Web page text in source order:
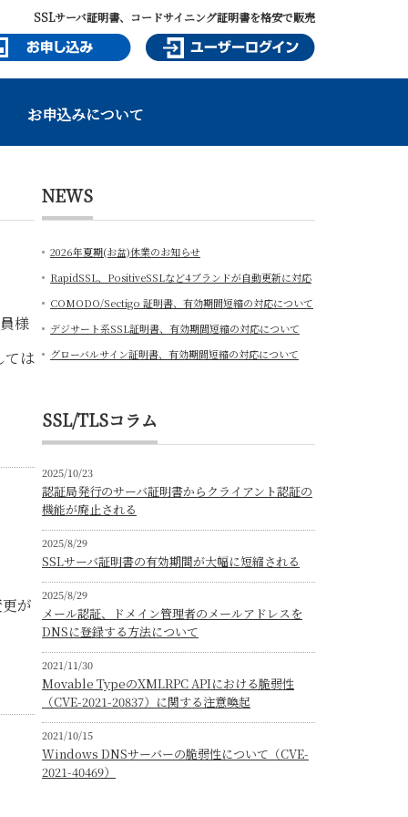
SSLサーバ証明書、コードサイニング証明書を格安で販売
お申込みについて
は
が
NEWS
2026年夏期(お盆)休業のお知らせ
RapidSSL、PositiveSSLなど4ブランドが自動更新に対応
COMODO/Sectigo 証明書、有効期間短縮の対応について
デジサート系SSL証明書、有効期間短縮の対応について
グローバルサイン証明書、有効期間短縮の対応について
SSL/TLSコラム
2025/10/23
認証局発行のサーバ証明書からクライアント認証の
機能が廃止される
2025/8/29
SSLサーバ証明書の有効期間が大幅に短縮される
2025/8/29
メール認証、ドメイン管理者のメールアドレスを
DNSに登録する方法について
2021/11/30
Movable TypeのXMLRPC APIにおける脆弱性
（CVE-2021-20837）に関する注意喚起
2021/10/15
Windows DNSサーバーの脆弱性について（CVE-
2021-40469）